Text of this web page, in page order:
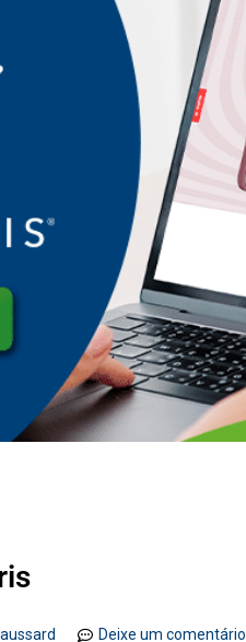
Deixe um comentário